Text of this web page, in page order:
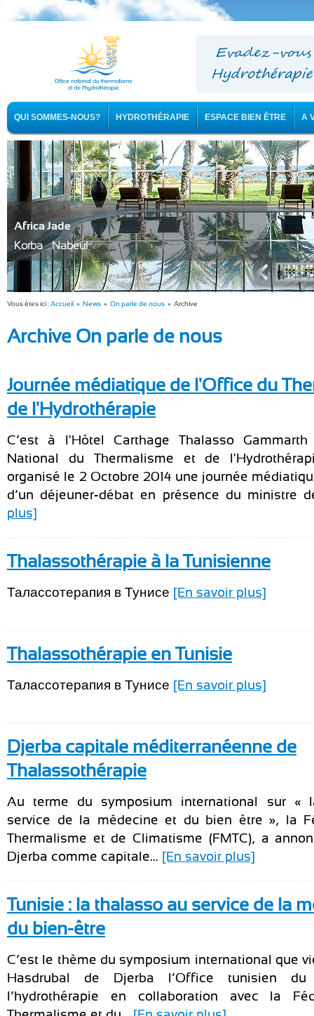
QUI SOMMES-NOUS? HYDROTHÉRAPIE ESPACE BIEN ÊTRE A
Africa Jade
Korba - Nabeul
Vous êtes ici :Accueil » News » On parle de nous » Archive
Archive On parle de nous
Journée médiatique de l'Office du
de l'Hydrothérapie
C’est à l'Hôtel Carthage Thalasso
National du Thermalisme et de
organisé le 2 Octobre 2014 une journée
d’un déjeuner-débat en présence du ministre
plus]
Thalassothérapie à la Tunisienne
Талассотерапия в Тунисе [En savoir plus]
Thalassothérapie en Tunisie
Талассотерапия в Тунисе [En savoir plus]
Djerba capitale méditerranéenne de
Thalassothérapie
Au terme du symposium international sur «
service de la médecine et du bien être », la
Thermalisme et de Climatisme (FMTC), a
Djerba comme capitale... [En savoir plus]
Tunisie : la thalasso au service de la
du bien-être
C’est le thème du symposium international que
Hasdrubal de Djerba l’Office tunisien
l’hydrothérapie en collaboration avec la